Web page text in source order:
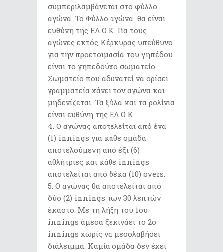
συμπεριλαμβάνεται στο φύλλο
αγώνα. Το Φύλλο αγώνα θα είναι
ευθύνη της ΕΛ.Ο.Κ. Για τους
αγώνες εκτός Κέρκυρας υπεύθυνο
για την προετοιμασία του γηπέδου
είναι το γηπεδούχο σωματείο.
Σωματείο που αδυνατεί να ορίσει
γραμματεία χάνει τον αγώνα και
μηδενίζεται. Τα ξύλα και τα ρολίνια
είναι ευθύνη της ΕΛ.Ο.Κ.
Ο αγώνας αποτελείται από ένα
(1) innings για κάθε ομάδα
αποτελούμενη από έξι (6)
αθλήτριες και κάθε innings
αποτελείται από δέκα (10) overs.
Ο αγώνας θα αποτελείται από
δύο (2) innings των 30 λεπτών
έκαστο. Με τη λήξη του 1ου
innings άμεσα ξεκινάει το 2ο
innings χωρίς να μεσολαβήσει
διάλειμμα. Καμία ομάδα δεν έχει